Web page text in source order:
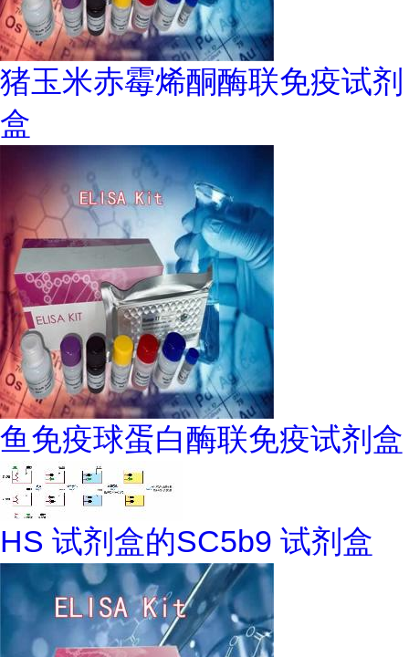
猪玉米赤霉烯酮酶联免疫试剂
盒
鱼免疫球蛋白酶联免疫试剂盒
HS 试剂盒的SC5b9 试剂盒